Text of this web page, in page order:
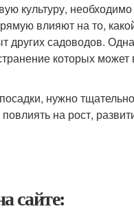
культуру,
влияют на то,
садоводов.
которых
нужно
на рост,
сайте: